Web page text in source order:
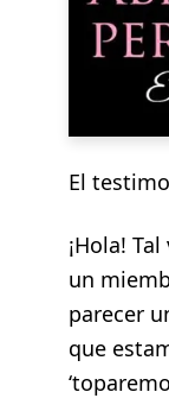
El
¡Hola!
un
parecer
que